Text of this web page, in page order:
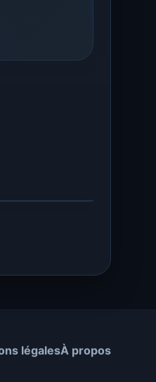
légalesÀ propos